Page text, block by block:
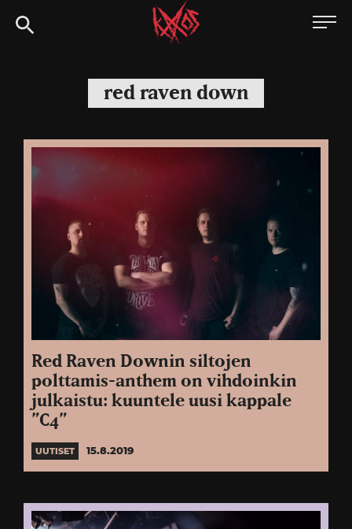
Siirry
suoraan
Kaaoszine
red raven down
Red Raven Downin siltojen
polttamis-anthem on vihdoinkin
julkaistu: kuuntele uusi kappale
”C4”
UUTISET 15.8.2019